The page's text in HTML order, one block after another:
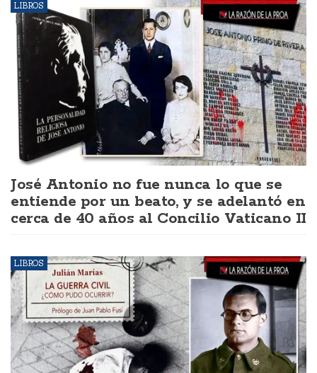
LIBROS
José Antonio no fue nunca lo que se
entiende por un beato, y se adelantó en
cerca de 40 años al Concilio Vaticano II
LIBROS